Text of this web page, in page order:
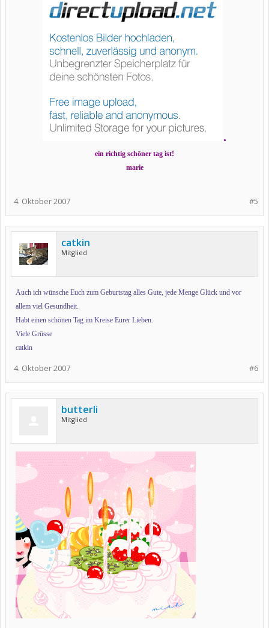
.
ein richtig schöner tag ist!
marie
#5
4. Oktober 2007
catkin
Mitglied
Auch ich wünsche Euch zum Geburtstag alles Gute, jede Menge Glück und vor
allem viel Gesundheit.
Habt einen schönen Tag im Kreise Eurer Lieben.
Viele Grüsse
catkin
#6
4. Oktober 2007
butterli
Mitglied